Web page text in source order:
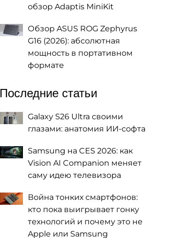
обзор Adaptis MiniKit
Обзор ASUS ROG Zephyrus
G16 (2026): абсолютная
мощность в портативном
формате
Последние статьи
Galaxy S26 Ultra своими
глазами: анатомия ИИ-софта
Samsung на CES 2026: как
Vision AI Companion меняет
саму идею телевизора
Война тонких смартфонов:
кто пока выигрывает гонку
технологий и почему это не
Apple или Samsung